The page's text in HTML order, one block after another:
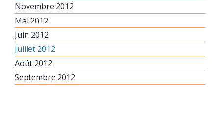
Novembre 2012
Mai 2012
Juin 2012
Juillet 2012
Août 2012
Septembre 2012